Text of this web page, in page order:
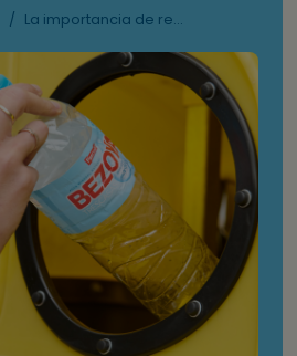
/ La importancia de re...